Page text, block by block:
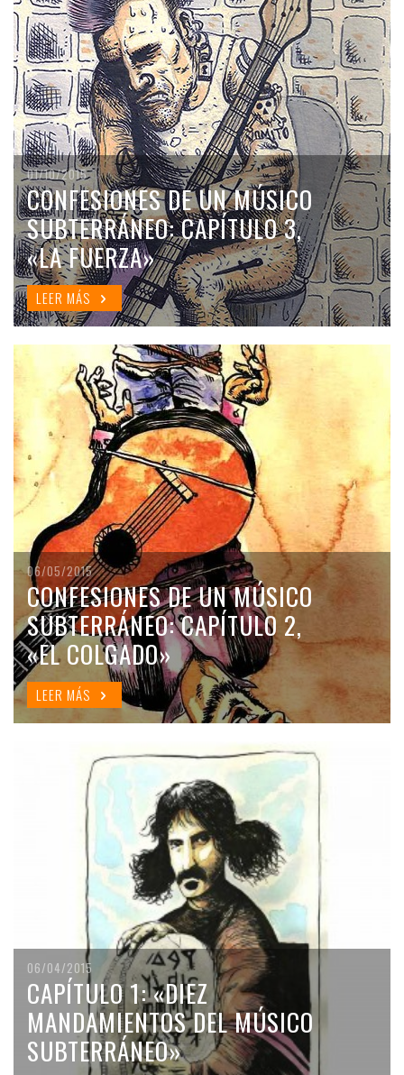
01/10/2015
CONFESIONES DE UN MÚSICO
SUBTERRÁNEO: CAPÍTULO 3,
«LA FUERZA»
LEER MÁS
06/05/2015
CONFESIONES DE UN MÚSICO
SUBTERRÁNEO: CAPÍTULO 2,
«EL COLGADO»
LEER MÁS
06/04/2015
CAPÍTULO 1: «DIEZ
MANDAMIENTOS DEL MÚSICO
SUBTERRÁNEO»